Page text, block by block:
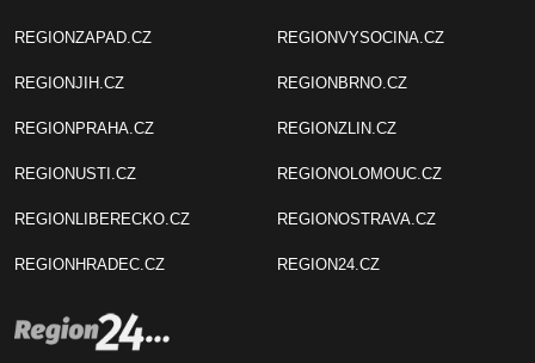
REGIONZAPAD.CZ
REGIONJIH.CZ
REGIONPRAHA.CZ
REGIONUSTI.CZ
REGIONLIBERECKO.CZ
REGIONHRADEC.CZ
REGIONVYSOCINA.CZ
REGIONBRNO.CZ
REGIONZLIN.CZ
REGIONOLOMOUC.CZ
REGIONOSTRAVA.CZ
REGION24.CZ